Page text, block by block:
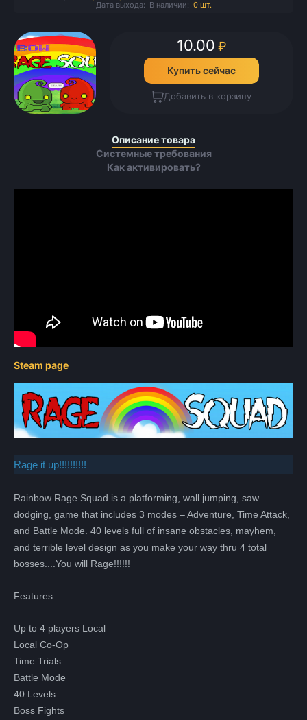
Дата выхода: В наличии: 0 шт.
Описание товара
Системные требования
Как активировать?
Steam page
Rage it up!!!!!!!!!!
Rainbow Rage Squad is a platforming, wall jumping, saw
dodging, game that includes 3 modes – Adventure, Time Attack,
and Battle Mode. 40 levels full of insane obstacles, mayhem,
and terrible level design as you make your way thru 4 total
bosses....You will Rage!!!!!!
Features
Up to 4 players Local
Local Co-Op
Time Trials
Battle Mode
40 Levels
Boss Fights
10.00 ₽
Купить сейчас
Добавить в корзину
Всего товара в корзине
Сумма к оплате (без скидок)